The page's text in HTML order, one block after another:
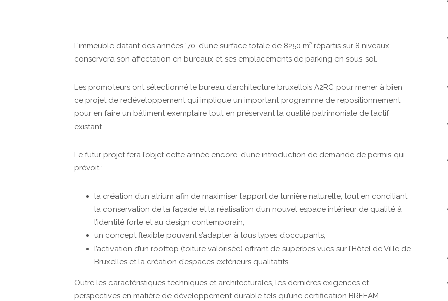
L’immeuble datant des années '70, d’une surface totale de 8250 m² répartis sur 8 niveaux,
conservera son affectation en bureaux et ses emplacements de parking en sous-sol.
Les promoteurs ont sélectionné le bureau d’architecture bruxellois A2RC pour mener à bien
ce projet de redéveloppement qui implique un important programme de repositionnement
pour en faire un bâtiment exemplaire tout en préservant la qualité patrimoniale de l’actif
existant.
Le futur projet fera l’objet cette année encore, d’une introduction de demande de permis qui
prévoit :
la création d’un atrium afin de maximiser l’apport de lumière naturelle, tout en conciliant
la conservation de la façade et la réalisation d’un nouvel espace intérieur de qualité à
l’identité forte et au design contemporain,
un concept flexible pouvant s’adapter à tous types d’occupants,
l’activation d’un rooftop (toiture valorisée) offrant de superbes vues sur l’Hôtel de Ville de
Bruxelles et la création d’espaces extérieurs qualitatifs.
Outre les caractéristiques techniques et architecturales, les dernières exigences et
perspectives en matière de développement durable tels qu’une certification BREEAM